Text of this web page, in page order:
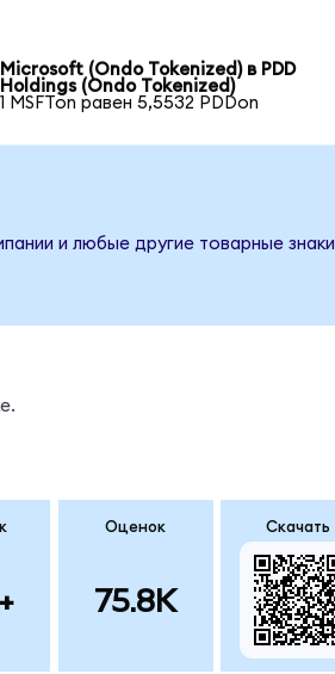
Microsoft (Ondo Tokenized) в PDD
Holdings (Ondo Tokenized)
1 MSFTon равен 5,5532 PDDon
и любые другие товарные знаки
Оценок
75.8K
Скачать